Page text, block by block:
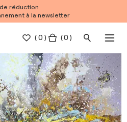
de réduction
à la newsletter
(0 ) ( 0 )